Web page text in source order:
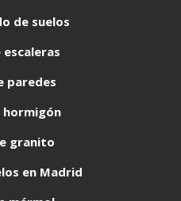
de suelos
escaleras
paredes
hormigón
granito
en Madrid